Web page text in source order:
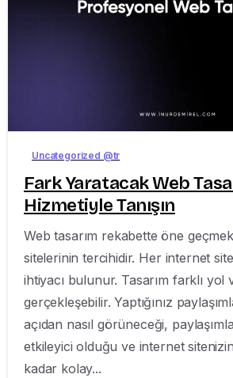
Uncategorized @tr
Fark Yaratacak Web
Hizmetiyle Tanışın
Web tasarım rekabette öne
sitelerinin tercihidir. Her internet
ihtiyacı bulunur. Tasarım farklı yol
gerçekleşebilir. Yaptığınız
açıdan nasıl görüneceği,
etkileyici olduğu ve internet sitenizin
kadar kolay...